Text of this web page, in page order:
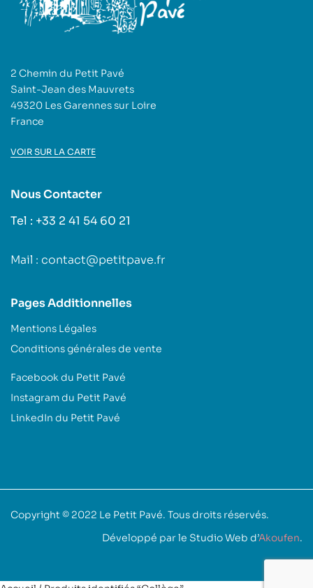
2 Chemin du Petit Pavé
Saint-Jean des Mauvrets
49320 Les Garennes sur Loire
France
VOIR SUR LA CARTE
Nous Contacter
Tel : +33 2 41 54 60 21
Mail : contact@petitpave.fr
Pages Additionnelles
Mentions Légales
Conditions générales de vente
Facebook du Petit Pavé
Instagram du Petit Pavé
LinkedIn du Petit Pavé
Copyright © 2022 Le Petit Pavé. Tous droits réservés.
Développé par le Studio Web d’Akoufen.